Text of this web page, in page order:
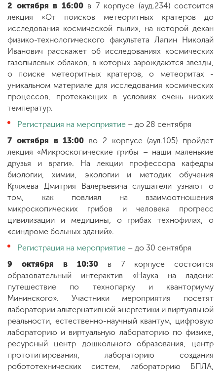
2 октября в 16:00в 7 корпусе (ауд.234) состоится
лекция «От поисков метеоритных кратеров до
исследования космической пыли», на которой декан
физико-технологического факультета Лапин Николай
Иванович расскажет об исследованиях космических
газопылевых облаков, в которых зарождаются звезды,
о поиске метеоритных кратеров, о метеоритах -
уникальном материале для исследования космических
процессов, протекающих в условиях очень низких
температур.
Регистрация на мероприятие – до 28 сентября
7 октября в 13:00 во 2 корпусе (аул.105) пройдет
лекция «Микроскопические грибы – наши маленькие
друзья и враги». На лекции профессора кафедры
биологии, химии, экологии и методик обучения
Кряжева Дмитрия Валерьевича слушатели узнают о
том, как повлиял на взаимоотношения
микроскопических грибов и человека прогресс
цивилизации и медицины, о грибах технофилах, о
«синдроме больных зданий».
Регистрация на мероприятие – до 30 сентября
9 октября в 10:30 в 7 корпусе состоится
образовательный интерактив «Наука на ладони:
путешествие по технопарку и кванториуму
Мининского». Участники мероприятия посетят
лаборатории альтернативной энергетики и виртуальной
реальности, естественно-научный квантум, цифровую
лабораторию и виртуальную лабораторию по физике,
ресурсный центр дошкольного образования, центр
прототипирования, лабораторию создания
робототехнических систем, лабораторию БПЛА,